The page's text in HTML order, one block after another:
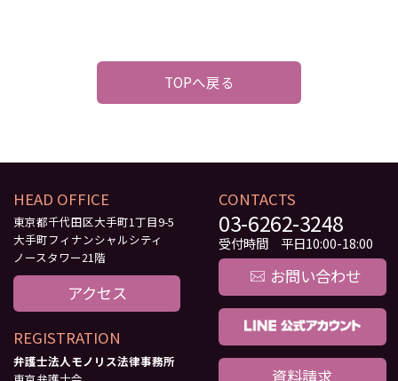
TOPへ戻る
HEAD OFFICE
東京都千代田区大手町1丁目9-5
大手町フィナンシャルシティ
ノースタワー21階
アクセス
REGISTRATION
弁護士法人モノリス法律事務所
CONTACTS
03-6262-3248
受付時間 平日10:00-18:00
お問い合わせ
資料請求